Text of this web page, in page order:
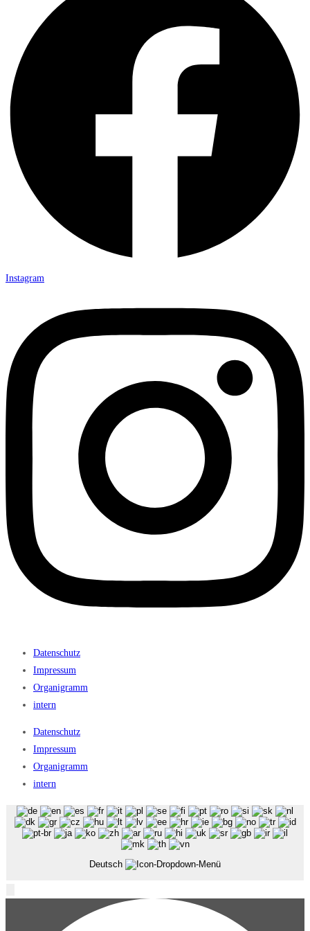
Instagram
Datenschutz
Impressum
Organigramm
intern
Datenschutz
Impressum
Organigramm
intern
Deutsch